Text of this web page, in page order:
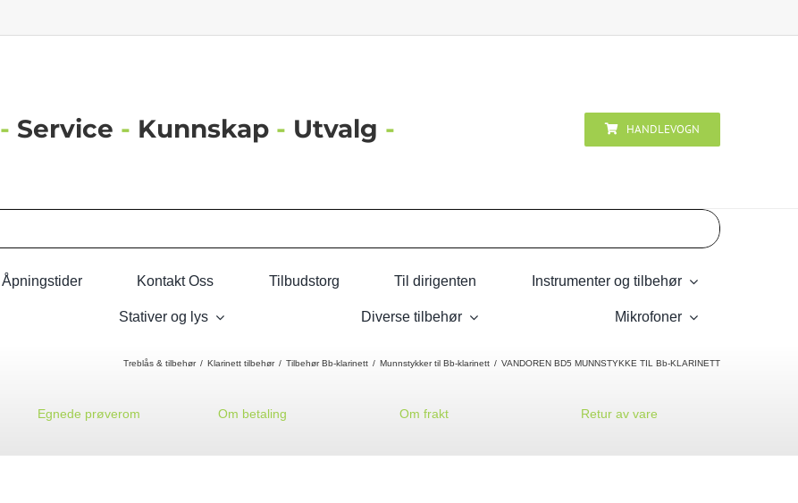
- Service - Kunnskap - Utvalg - HANDLEVOGN
Åpningstider Kontakt Oss Tilbudstorg Til dirigenten Instrumenter og tilbehør
Stativer og lys Diverse tilbehør Mikrofoner
Treblås & tilbehør Klarinett tilbehør Tilbehør Bb-klarinett Munnstykker til Bb-klarinett VANDOREN BD5 MUNNSTYKKE TIL Bb-KLARINETT
Egnede prøverom Om betaling Om frakt Retur av vare